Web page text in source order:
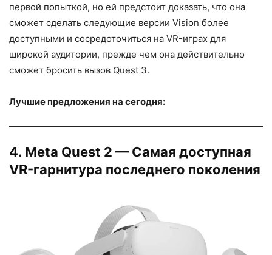
первой попыткой, но ей предстоит доказать, что она
сможет сделать следующие версии Vision более
доступными и сосредоточиться на VR-играх для
широкой аудитории, прежде чем она действительно
сможет бросить вызов Quest 3.
Лучшие предложения на сегодня:
4. Meta Quest 2 — Самая доступная
VR-гарнитура последнего поколения